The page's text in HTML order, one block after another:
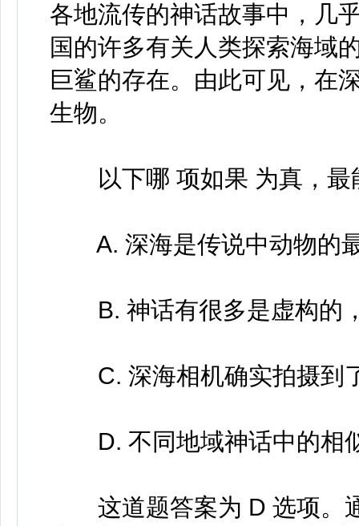
各地流传的神话故事中，几
国的许多有关人类探索海域
巨鲨的存在。由此可见，在
生物。
以下哪 项如果 为真，最
A. 深海是传说中动物的
B. 神话有很多是虚构的
C. 深海相机确实拍摄到
D. 不同地域神话中的相
这道题答案为 D 选项。通